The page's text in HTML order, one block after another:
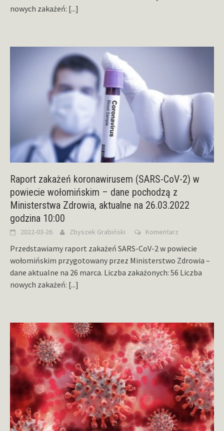
nowych zakażeń: [...]
Raport zakażeń koronawirusem (SARS-CoV-2) w
powiecie wołomińskim – dane pochodzą z
Ministerstwa Zdrowia, aktualne na 26.03.2022
godzina 10:00
2022-03-26 Zbyszek Grabiński Komentarz
Przedstawiamy raport zakażeń SARS-CoV-2 w powiecie
wołomińskim przygotowany przez Ministerstwo Zdrowia –
dane aktualne na 26 marca. Liczba zakażonych: 56 Liczba
nowych zakażeń: [...]